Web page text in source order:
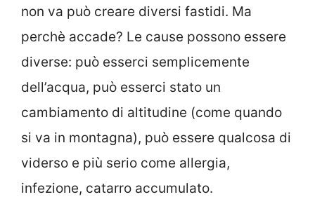
non va può creare diversi fastidi. Ma
perchè accade? Le cause possono essere
diverse: può esserci semplicemente
dell’acqua, può esserci stato un
cambiamento di altitudine (come quando
si va in montagna), può essere qualcosa di
viderso e più serio come allergia,
infezione, catarro accumulato.